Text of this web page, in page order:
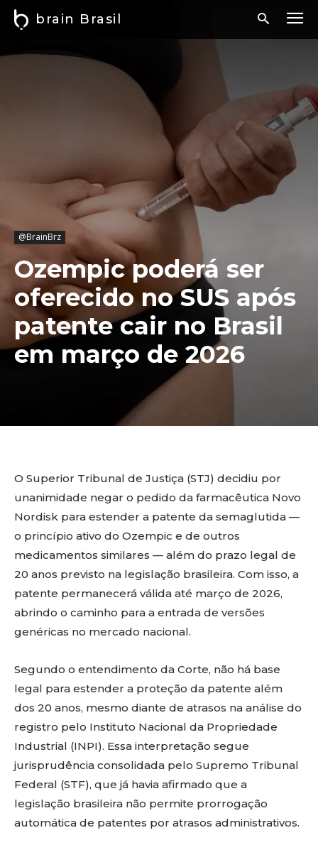
brain Brasil
@BrainBrz
Ozempic poderá ser
oferecido no SUS após
patente cair no Brasil
em março de 2026
O Superior Tribunal de Justiça (STJ) decidiu por
unanimidade negar o pedido da farmacêutica Novo
Nordisk para estender a patente da semaglutida —
o princípio ativo do Ozempic e de outros
medicamentos similares — além do prazo legal de
20 anos previsto na legislação brasileira. Com isso, a
patente permanecerá válida até março de 2026,
abrindo o caminho para a entrada de versões
genéricas no mercado nacional.
Segundo o entendimento da Corte, não há base
legal para estender a proteção da patente além
dos 20 anos, mesmo diante de atrasos na análise do
registro pelo Instituto Nacional da Propriedade
Industrial (INPI). Essa interpretação segue
jurisprudência consolidada pelo Supremo Tribunal
Federal (STF), que já havia afirmado que a
legislação brasileira não permite prorrogação
automática de patentes por atrasos administrativos.